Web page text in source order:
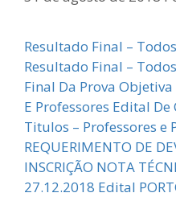
Resultado Final –
Resultado Final –
Final Da Prova
E Professores Edital De
Titulos – Professores e
REQUERIMENTO DE
INSCRIÇÃO NOTA
27.12.2018 Edital